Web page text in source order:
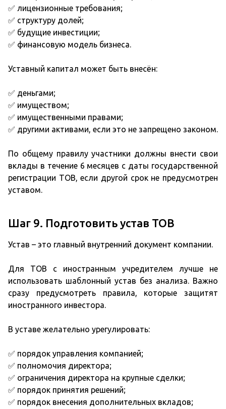
✅ лицензионные требования;
✅ структуру долей;
✅ будущие инвестиции;
✅ финансовую модель бизнеса.
Уставный капитал может быть внесён:
✅ деньгами;
✅ имуществом;
✅ имущественными правами;
✅ другими активами, если это не запрещено законом.
По общему правилу участники должны внести свои
вклады в течение 6 месяцев с даты государственной
регистрации ТОВ, если другой срок не предусмотрен
уставом.
Шаг 9. Подготовить устав ТОВ
Устав – это главный внутренний документ компании.
Для ТОВ с иностранным учредителем лучше не
использовать шаблонный устав без анализа. Важно
сразу предусмотреть правила, которые защитят
иностранного инвестора.
В уставе желательно урегулировать:
✅ порядок управления компанией;
✅ полномочия директора;
✅ ограничения директора на крупные сделки;
✅ порядок принятия решений;
✅ порядок внесения дополнительных вкладов;